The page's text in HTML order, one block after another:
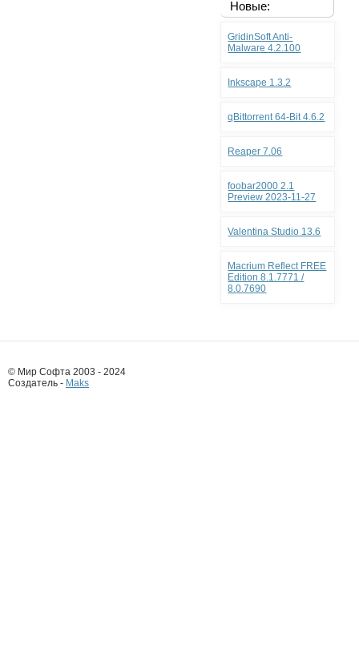
Новые:
GridinSoft Anti-
Malware 4.2.100
Inkscape 1.3.2
qBittorrent 64-Bit 4.6.2
Reaper 7.06
foobar2000 2.1
Preview 2023-11-27
Valentina Studio 13.6
Macrium Reflect FREE
Edition 8.1.7771 /
8.0.7690
© Мир Софта 2003 - 2024
Создатель - Maks